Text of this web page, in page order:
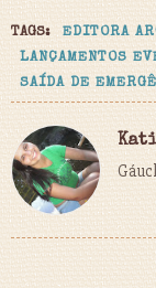
TAGS: EDITORA
LANÇAMENTOS
SAÍDA DE